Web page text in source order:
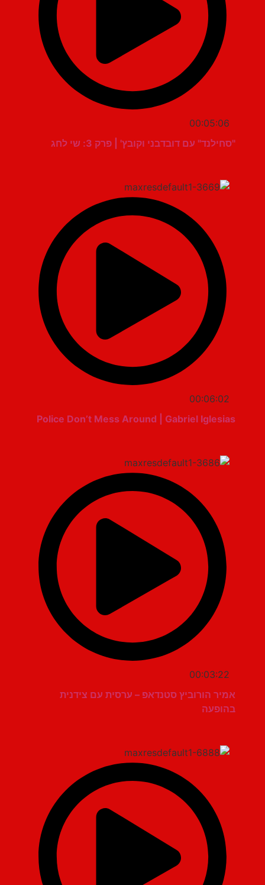
00:05:06
"סחילנד" עם דובדבני וקובץ' | פרק 3: שי לחג
00:06:02
Police Don’t Mess Around | Gabriel Iglesias
00:03:22
אמיר הורוביץ סטנדאפ – ערסית עם צידנית
בהופעה